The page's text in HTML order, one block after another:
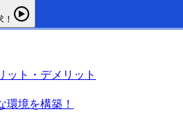
ット・デメリット
境を構築！